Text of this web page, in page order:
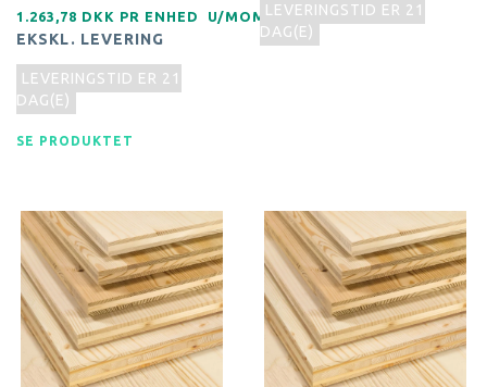
1.263,78 DKK PR ENHED U/MOMS
EKSKL. LEVERING
LEVERINGSTID ER 21
DAG(E)
SE PRODUKTET
LEVERINGSTID ER 21
DAG(E)